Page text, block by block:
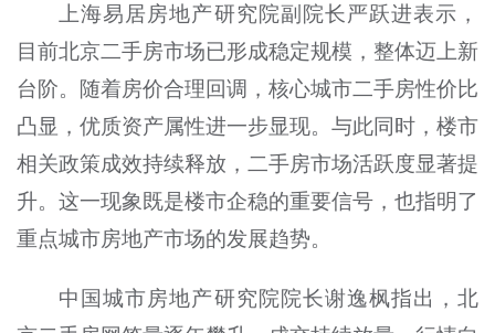
上海易居房地产研究院副院长严跃进表示，
目前北京二手房市场已形成稳定规模，整体迈上新
台阶。随着房价合理回调，核心城市二手房性价比
凸显，优质资产属性进一步显现。与此同时，楼市
相关政策成效持续释放，二手房市场活跃度显著提
升。这一现象既是楼市企稳的重要信号，也指明了
重点城市房地产市场的发展趋势。
中国城市房地产研究院院长谢逸枫指出，北